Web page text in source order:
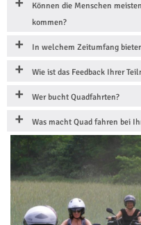
Können die Menschen
kommen?
In welchem Zeitumfang
Wie ist das Feedback Ihrer
Wer bucht Quadfahrten?
Was macht Quad fahren bei